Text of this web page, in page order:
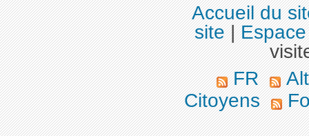
Accueil du
site|
FR
Citoyens